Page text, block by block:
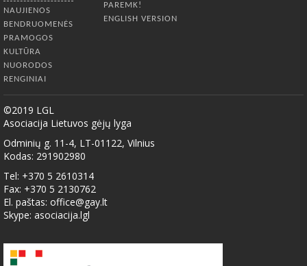
NAUJIENOS
BENDRUOMENĖS
PRAMOGOS
KULTŪRA
NUORODOS
RENGINIAI
PAREMK!
ENGLISH VERSION
©2019 LGL
Asociacija Lietuvos gėjų lyga
Odminių g. 11-4, LT-01122, Vilnius
Kodas: 291902980
Tel: +370 5 2610314
Fax: +370 5 2130762
El. paštas: office@gay.lt
Skype: asociacija.lgl